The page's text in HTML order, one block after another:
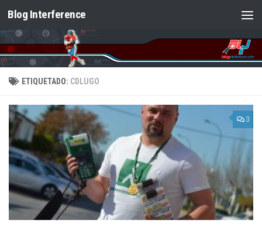
Saltar al contenido
Blog Interference
ETIQUETADO: CDLUGO
3